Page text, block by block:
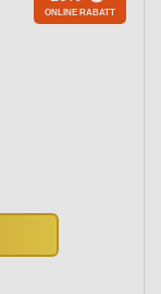
ONLINE RABATT